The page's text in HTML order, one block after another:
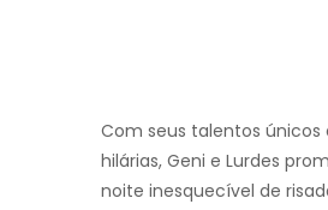
Com seus talentos únicos
hilárias, Geni e Lurdes
noite inesquecível de